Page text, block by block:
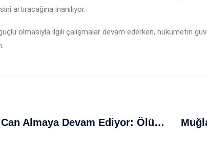
artıracağına inanılıyor.
olmasıyla ilgili çalışmalar devam ederken, hükümetin
İtalya'da Aşırı Sıcaklar Can Almaya Devam Ediyor: Ölüm Sayısı 4'e Yükseldi